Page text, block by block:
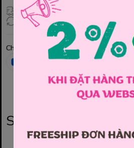
Giao hàng toàn quốc
Đổi hàng 3 ngày (HCM), 7 ngày (Tỉnh)
Chia sẻ
Sản phẩm liên quan